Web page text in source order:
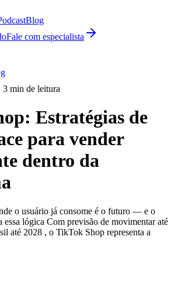
Blog
Fale com especialista
3 min de leitura
Estratégias de
para vender
dentro da
o usuário já consome é o futuro — e o
lógica Com previsão de movimentar até
até 2028 , o TikTok Shop representa a